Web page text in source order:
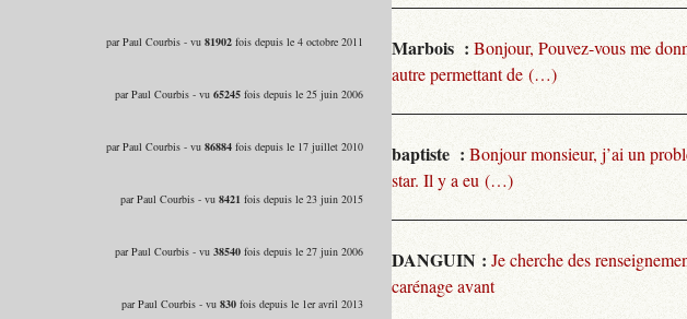
par Paul Courbis - vu 81902fois depuis le 4 octobre 2011
par Paul Courbis - vu 65245fois depuis le 25 juin 2006
par Paul Courbis - vu 86884fois depuis le 17 juillet 2010
par Paul Courbis - vu 8421 fois depuis le 23 juin 2015
par Paul Courbis - vu 38540fois depuis le 27 juin 2006
par Paul Courbis - vu 830fois depuis le 1er avril 2013
Marbois : Bonjour, Pouvez-vous me
autre permettant de (…)
baptiste : Bonjour monsieur, j’ai un
star. Il y a eu (…)
DANGUIN : Je cherche des
carénage avant